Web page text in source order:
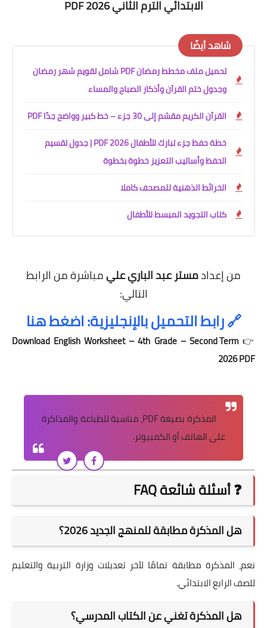
الابتدائي الترم الثاني 2026 PDF
شاهد أيضًا
تحميل ملف مخطط رمضان PDF شامل تقويم شهر رمضان
وجدول ختم القرآن وأذكار الصباح والمساء
القرآن الكريم مقسّم إلى 30 جزء – خط كبير وواضح جدًا PDF
خطة حفظ جزء تبارك للأطفال 2026 PDF | جدول تقسيم
الحفظ وأساليب التعزيز خطوة بخطوة
الخرائط الذهنية للمصحف كاملا
كتاب التجويد المبسط للأطفال
من إعدادمستر عبد الباري عليمباشرة من الرابط
التالي:
🔗رابط التحميل بالإنجليزية: اضغط هنا
👉
Download English Worksheet – 4th Grade – Second Term
2026 PDF
المذكرة بصيغة PDF، مناسبة للطباعة والمذاكرة
على الهاتف أو الكمبيوتر.
❓ أسئلة شائعة FAQ
هل المذكرة مطابقة للمنهج الجديد 2026؟
نعم، المذكرة مطابقة تمامًا لآخر تعديلات وزارة التربية والتعليم
للصف الرابع الابتدائي.
هل المذكرة تغني عن الكتاب المدرسي؟